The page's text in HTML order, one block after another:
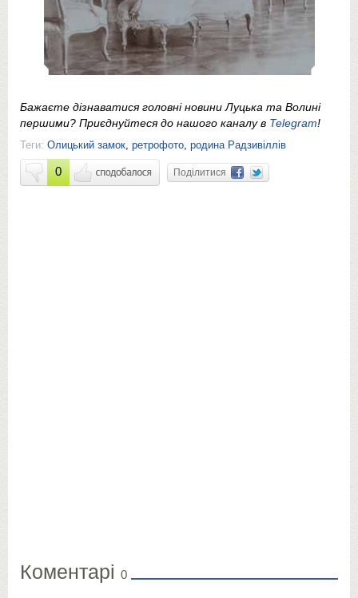
Бажаєте дізнаватися головні новини Луцька та Волині
першими? Приєднуйтеся до нашого каналу в Telegram!
Теги: Олицький замок, ретрофото, родина Радзивіллів
0 Поділитися
Коментарі 0